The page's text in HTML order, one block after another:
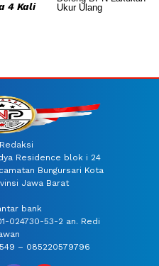
4 Kali
Residence blok i 24
Bungursari Kota
Jawa Barat
bank
024730-53-2 an. Redi
– 085220579796